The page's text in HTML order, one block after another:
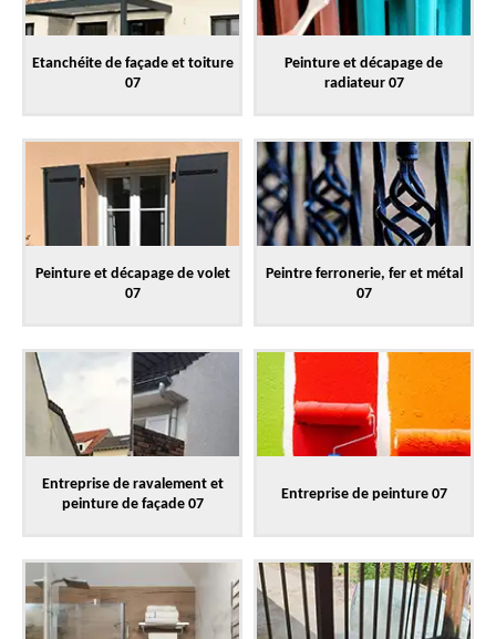
Etanchéite de façade et toiture
07
Peinture et décapage de
radiateur 07
Peinture et décapage de volet
07
Peintre ferronerie, fer et métal
07
Entreprise de ravalement et
peinture de façade 07
Entreprise de peinture 07